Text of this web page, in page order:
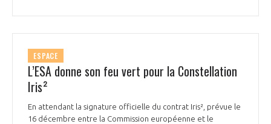
ESPACE
L’ESA donne son feu vert pour la Constellation
Iris²
En attendant la signature officielle du contrat Iris², prévue le
16 décembre entre la Commission européenne et le